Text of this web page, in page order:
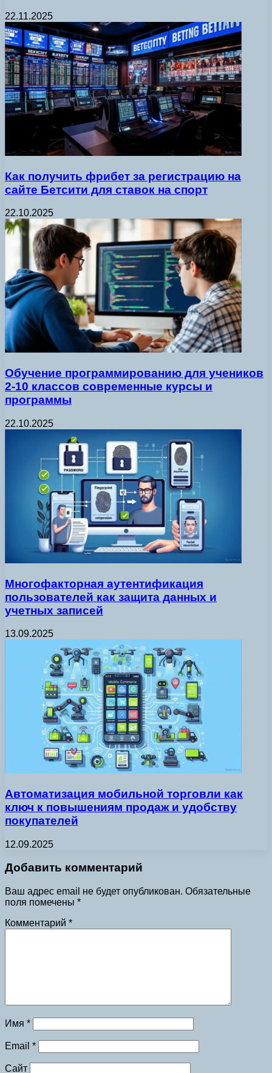
22.11.2025
Как получить фрибет за регистрацию на
сайте Бетсити для ставок на спорт
22.10.2025
Обучение программированию для учеников
2-10 классов современные курсы и
программы
22.10.2025
Многофакторная аутентификация
пользователей как защита данных и
учетных записей
13.09.2025
Автоматизация мобильной торговли как
ключ к повышениям продаж и удобству
покупателей
12.09.2025
Добавить комментарий
Ваш адрес email не будет опубликован. Обязательные
поля помечены *
Комментарий *
Имя *
Email *
Сайт